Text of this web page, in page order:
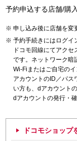
予約申込する店舗/購
申し込み後に店舗を変
予約手続きにはログイ
ドコモ回線にてアク
です。ネットワーク暗
Wi-Fiまたはご自宅の
アカウントのID／パス
い方も、dアカウント
dアカウントの発行・
ドコモショップ